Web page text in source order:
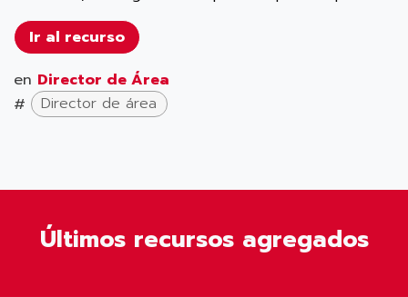
Ir al recurso
en Director de Área
#
Director de área
Últimos recursos agregados